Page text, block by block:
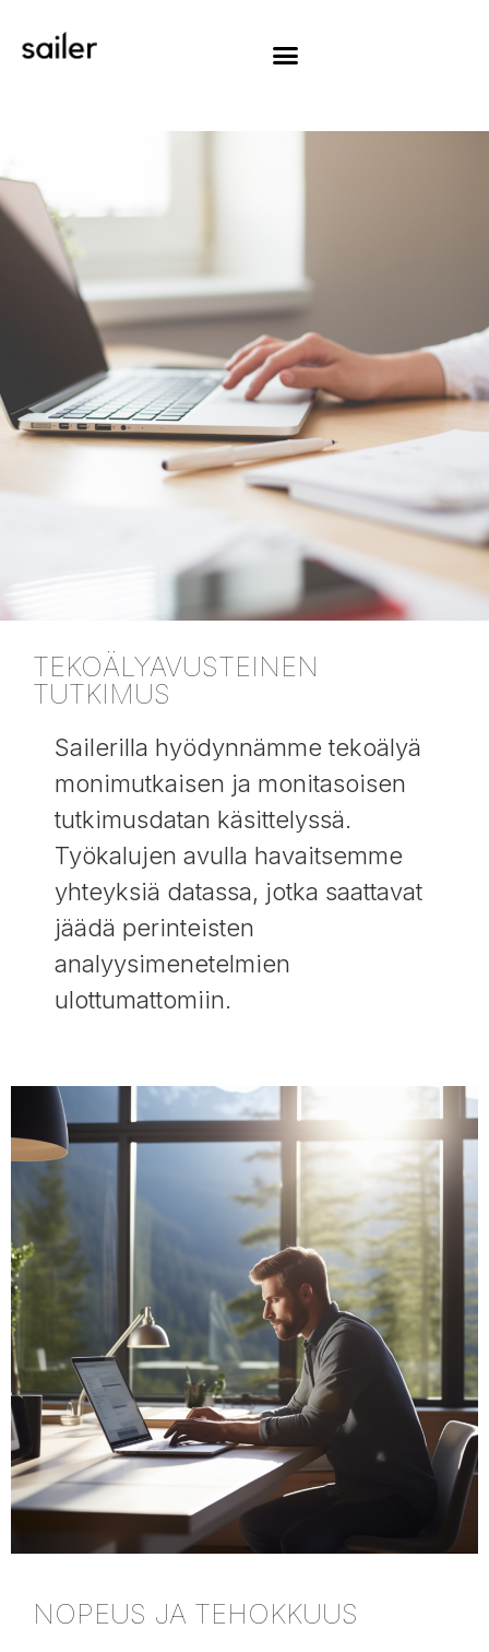
TEKOÄLYAVUSTEINEN
TUTKIMUS
Sailerilla hyödynnämme tekoälyä
monimutkaisen ja monitasoisen
tutkimusdatan käsittelyssä.
Työkalujen avulla havaitsemme
yhteyksiä datassa, jotka saattavat
jäädä perinteisten
analyysimenetelmien
ulottumattomiin.
NOPEUS JA TEHOKKUUS